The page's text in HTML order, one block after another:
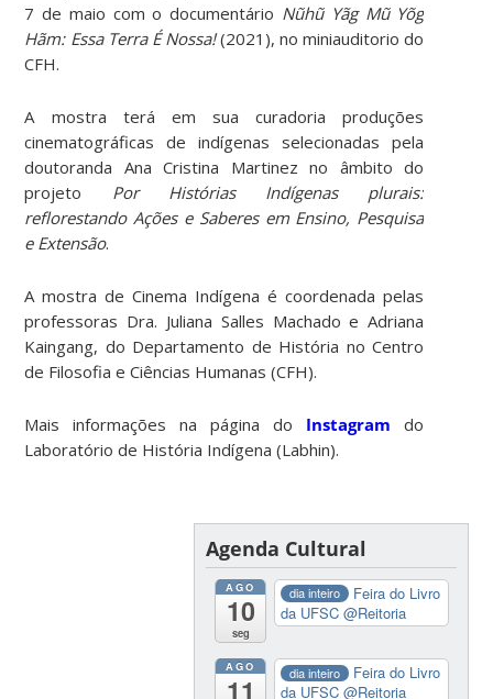
7 de maio com o documentário Nũhũ Yãg Mũ Yõg
Hãm: Essa Terra É Nossa!(2021), no miniauditorio do
CFH.
A mostra terá em sua curadoria produções
cinematográficas de indígenas selecionadas pela
doutoranda Ana Cristina Martinez no âmbito do
projeto Por Histórias Indígenas plurais:
reflorestando Ações e Saberes em Ensino, Pesquisa
e Extensão.
A mostra de Cinema Indígena é coordenada pelas
professoras Dra. Juliana Salles Machado e Adriana
Kaingang, do Departamento de História no Centro
de Filosofia e Ciências Humanas (CFH).
Mais informações na página do Instagram do
Laboratório de História Indígena (Labhin).
Agenda Cultural
AGO
10
seg
dia inteiro
Feira do Livro
da UFSC@Reitoria
AGO
11
dia inteiro
Feira do Livro
da UFSC@Reitoria